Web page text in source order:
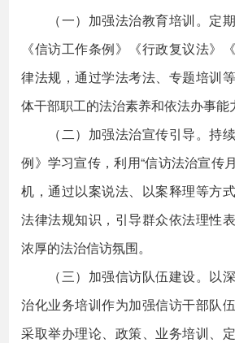
（一）加强法治教育培训。定期
《信访工作条例》《行政复议法》
律法规，通过学法考法、专题培训
体干部职工的法治素养和依法办事能
（二）加强法治宣传引导。持续
例》学习宣传，利用“信访法治宣传
机，通过以案说法、以案释理等方
法律法规知识，引导群众依法理性
浓厚的法治信访氛围。
（三）加强信访队伍建设。以
治化业务培训作为加强信访干部队
采取举办理论、政策、业务培训、